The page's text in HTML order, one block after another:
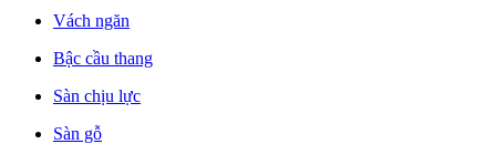
Vách ngăn
Bậc cầu thang
Sàn chịu lực
Sàn gỗ